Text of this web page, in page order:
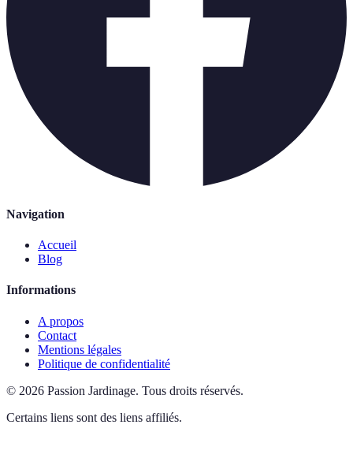
Navigation
Accueil
Blog
Informations
A propos
Contact
Mentions légales
Politique de confidentialité
© 2026 Passion Jardinage. Tous droits réservés.
Certains liens sont des liens affiliés.